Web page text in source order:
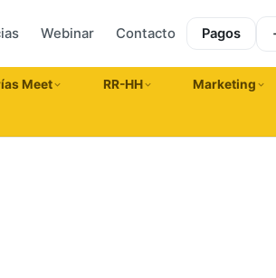
Webinar Contacto Pagos
Meet RR-HH Marketing